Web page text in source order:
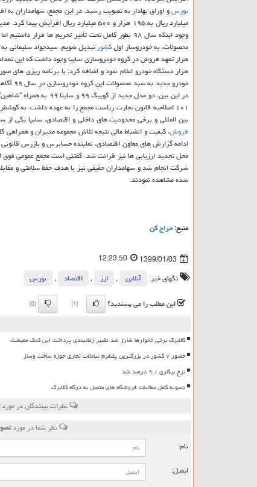
بورس
محصولات، به خودروساز اولكشور
در این بین، دو مدل
۱۰۱ اصلاحیه قانون تجارت ریاست مجمع را به عهده داشت، به
بین المللی و برخی محدودیت های داخلی و اقتصادی، سایپا یكی
فروش، كیفیت و انضباط مالی نتیجه تلاش مجموعه مدیران و
ادامه گزارش های معاون اقتصادی، نماینده حسابرس و بازرس
شركت انجام شد و سهامداران حقیقی نیز با هدف حفظ سلامتی و
شده مشاهده نمودند.
منبع:حراج كن
1399/01/03
12:23:50
تگهای خبر:
آنلاین , ارز , اقتصاد ,
بورس
این مطلب را می پسندید؟
(1)
(0)
کالابرگ برخی خانوارها شارژ شد تغییر زمانبندی پرداخت این کمک معیشت
حضور ۷ کشور در بزرگترین پلتفرم تبادلات تجاری حوزه ساخت وساز
نرخ بیکاری ۹،۱ درصد شد
تسویه کامل مطالبات فروشگاه های متصل به درگاه کالابرگ
نظرات بینندگان در مورد
نظر شما در موردتصویب
نام:
ایمیل: